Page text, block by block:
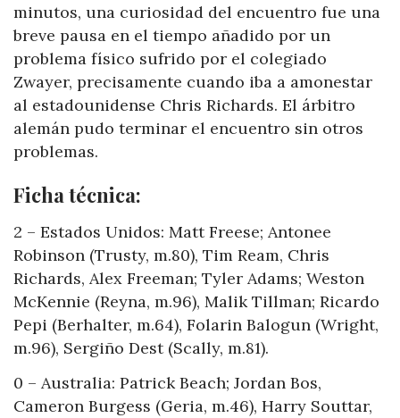
minutos, una curiosidad del encuentro fue una
breve pausa en el tiempo añadido por un
problema físico sufrido por el colegiado
Zwayer, precisamente cuando iba a amonestar
al estadounidense Chris Richards. El árbitro
alemán pudo terminar el encuentro sin otros
problemas.
Ficha técnica:
2 – Estados Unidos: Matt Freese; Antonee
Robinson (Trusty, m.80), Tim Ream, Chris
Richards, Alex Freeman; Tyler Adams; Weston
McKennie (Reyna, m.96), Malik Tillman; Ricardo
Pepi (Berhalter, m.64), Folarin Balogun (Wright,
m.96), Sergiño Dest (Scally, m.81).
0 – Australia: Patrick Beach; Jordan Bos,
Cameron Burgess (Geria, m.46), Harry Souttar,